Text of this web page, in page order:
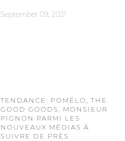
September 09, 2021
TENDANCE: POMÉLO, THE
GOOD GOODS, MONSIEUR
PIGNON PARMI LES
NOUVEAUX MÉDIAS À
SUIVRE DE PRÈS